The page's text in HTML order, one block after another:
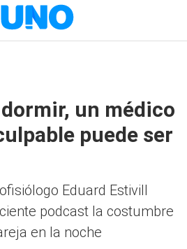
un médico
puede ser
Eduard Estivill
podcast la costumbre
en la noche